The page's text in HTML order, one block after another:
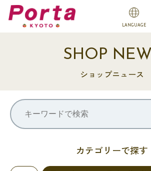
LANGUAGE
SHOP
ショップニュース
カテゴリーで探す